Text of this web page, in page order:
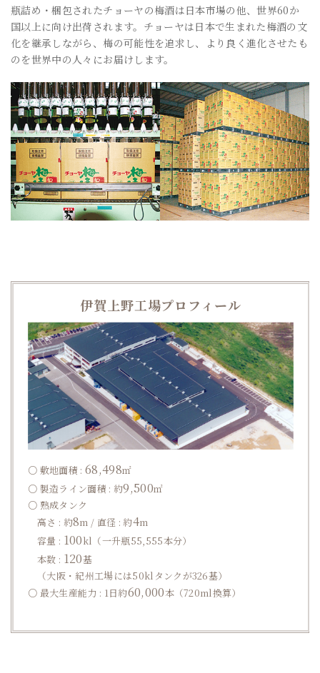
瓶詰め・梱包されたチョーヤの梅酒は日本市場の他、世界60か
国以上に向け出荷されます。チョーヤは日本で生まれた梅酒の文
化を継承しながら、梅の可能性を追求し、より良く進化させたも
のを世界中の人々にお届けします。
伊賀上野工場プロフィール
○ 敷地面積 : 68,498㎡
○ 製造ライン面積 : 約9,500㎡
○ 熟成タンク
高さ : 約8m / 直径 : 約4m
容量 : 100kl（一升瓶55,555本分）
本数 : 120基
（大阪・紀州工場には50klタンクが326基）
○ 最大生産能力 : 1日約60,000本（720ml換算）